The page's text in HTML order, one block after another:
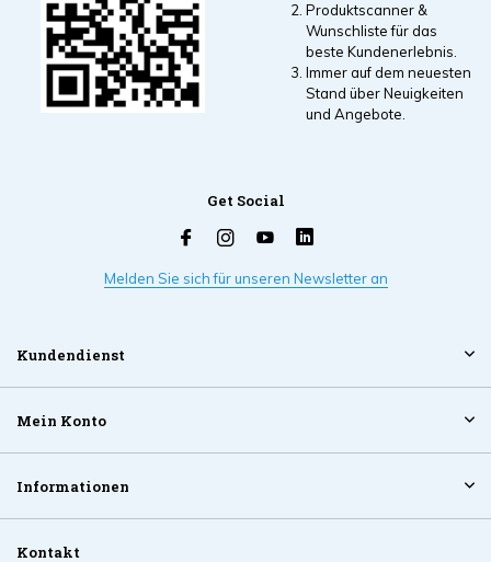
Produktscanner &
Wunschliste für das
beste Kundenerlebnis.
Immer auf dem neuesten
Stand über Neuigkeiten
und Angebote.
Get Social
Melden Sie sich für unseren Newsletter an
Kundendienst
Mein Konto
Informationen
Kontakt